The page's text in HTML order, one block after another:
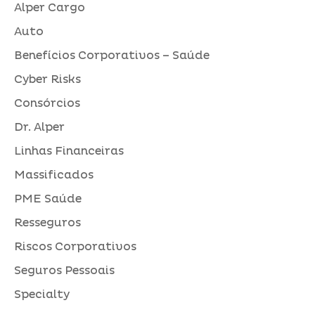
Alper Cargo
Auto
Benefícios Corporativos – Saúde
Cyber Risks
Consórcios
Dr. Alper
Linhas Financeiras
Massificados
PME Saúde
Resseguros
Riscos Corporativos
Seguros Pessoais
Specialty